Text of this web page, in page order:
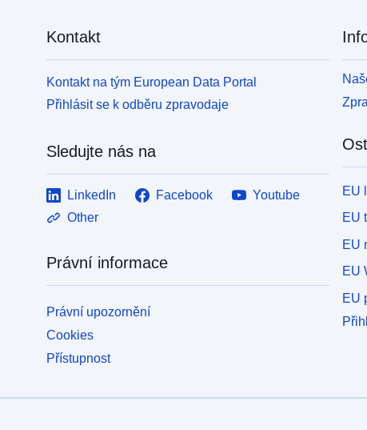
Kontakt
Kontakt na tým European Data Portal
Přihlásit se k odběru zpravodaje
Sledujte nás na
LinkedIn Facebook
Youtube
Other
Právní informace
Právní upozornění
Cookies
Přístupnost
EU
EU
EU
EU
EU